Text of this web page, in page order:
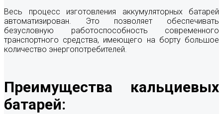
Весь процесс изготовления аккумуляторных батарей
автоматизирован. Это позволяет обеспечивать
безусловную работоспособность современного
транспортного средства, имеющего на борту большое
количество энергопотребителей.
Преимущества кальциевых
батарей: